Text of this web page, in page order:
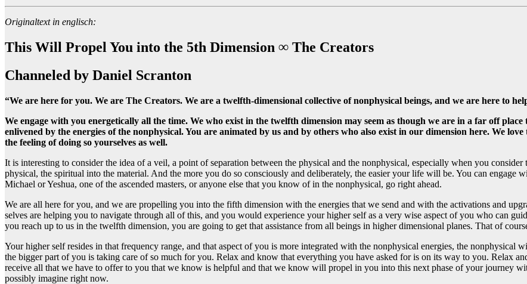
Originaltext in englisch:
This Will Propel You into the 5th Dimension ∞ The Creators
Channeled by Daniel Scranton
“We are here for you. We are The Creators. We are a twelfth-dimensional collective of nonphysical beings, and we are here to
We engage with you energetically all the time. We who exist in the twelfth dimension may seem as though we are in a far off
enlivened by the energies of the nonphysical. You are animated by us and by others who also exist in our dimension here. We
the feeling of doing so yourselves as well.
It is interesting to consider the idea of a veil, a point of separation between the physical and the nonphysical, especially when you
physical, the spiritual into the material. And the more you do so consciously and deliberately, the easier your life will be. You can
Michael or Yeshua, one of the ascended masters, or anyone else that you know of in the nonphysical, go right ahead.
We are all here for you, and we are propelling you into the fifth dimension with the energies that we send and with the activations and
selves are helping you to navigate through all of this, and you would experience your higher self as a very wise aspect of you who can
you reach up to us in the twelfth dimension, you are going to get that assistance from all beings in higher dimensional planes. That of
Your higher self resides in that frequency range, and that aspect of you is more integrated with the nonphysical energies, the nonphysical
the bigger part of you is taking care of so much for you. Relax and know that everything you have asked for is on its way to you. Relax
receive all that we have to offer to you that we know is helpful and that we know will propel in you into this next phase of your journey
possibly imagine right now.